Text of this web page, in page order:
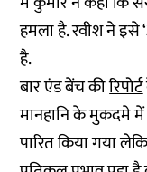
हमला है. रवीश ने इसे
है.
बार एंड बेंच कीरिपोर्ट
मानहानि के मुकदमे
पारित किया गया